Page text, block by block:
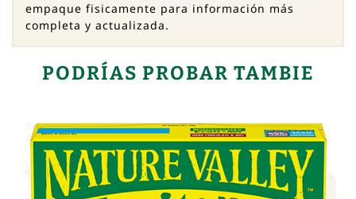
empaque fisicamente para información más
completa y actualizada.
PODRÍAS PROBAR TAMBIE